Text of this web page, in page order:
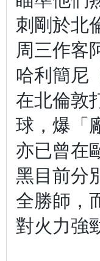
刺剛於北
周三作客
哈利簡尼
在北倫敦
球，爆「
亦已曾在
黑目前分
全勝師，
對火力強